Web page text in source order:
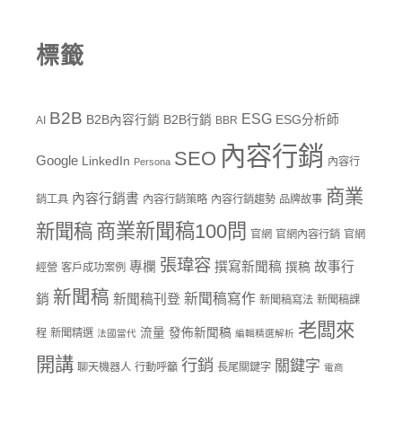
標籤
AI B2B B2B內容行銷 B2B行銷 BBR ESG ESG分析師
Google LinkedIn Persona SEO 內容行銷 內容行
銷工具 內容行銷書 內容行銷策略 內容行銷趨勢 品牌故事 商業
新聞稿 商業新聞稿100問 官網 官網內容行銷 官網
經營 客戶成功案例 專欄 張瑋容 撰寫新聞稿 撰稿 故事行
銷 新聞稿 新聞稿刊登 新聞稿寫作 新聞稿寫法 新聞稿課
程 新聞精選 法國當代 流量 發佈新聞稿 編輯精選解析 老闆來
開講 聊天機器人 行動呼籲 行銷 長尾關鍵字 關鍵字 電商